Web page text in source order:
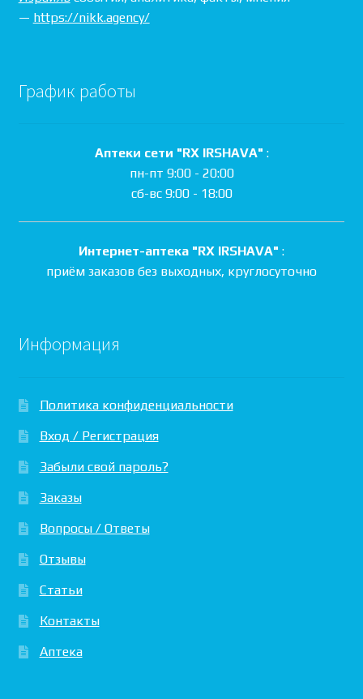
— https://nikk.agency/
График работы
Аптеки сети "RX IRSHAVA" :
пн-пт 9:00 - 20:00
сб-вс 9:00 - 18:00
Интернет-аптека "RX IRSHAVA" :
приём заказов без выходных, круглосуточно
Информация
Политика конфиденциальности
Вход / Регистрация
Забыли свой пароль?
Заказы
Вопросы / Ответы
Отзывы
Статьи
Контакты
Аптека